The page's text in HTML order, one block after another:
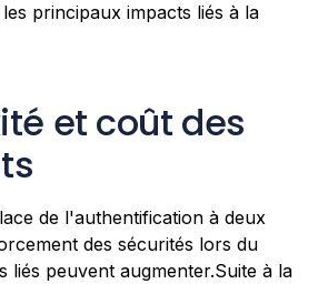
principaux impacts liés à la
et coût des
de l'authentification à deux
des sécurités lors du
liés peuvent augmenter.Suite à la